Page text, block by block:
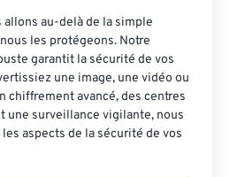
allons au-delà de la simple
les protégeons. Notre
garantit la sécurité de vos
une image, une vidéo ou
chiffrement avancé, des centres
une surveillance vigilante, nous
aspects de la sécurité de vos